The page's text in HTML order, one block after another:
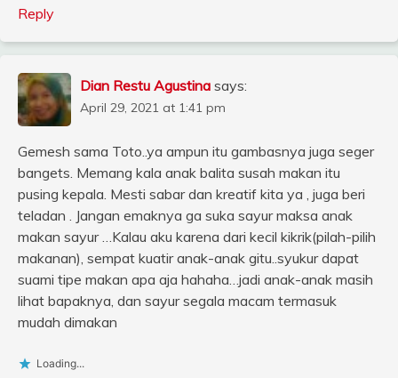
Reply
Dian Restu Agustina says:
April 29, 2021 at 1:41 pm
Gemesh sama Toto..ya ampun itu gambasnya juga seger
bangets. Memang kala anak balita susah makan itu
pusing kepala. Mesti sabar dan kreatif kita ya , juga beri
teladan . Jangan emaknya ga suka sayur maksa anak
makan sayur …Kalau aku karena dari kecil kikrik(pilah-pilih
makanan), sempat kuatir anak-anak gitu..syukur dapat
suami tipe makan apa aja hahaha…jadi anak-anak masih
lihat bapaknya, dan sayur segala macam termasuk
mudah dimakan
Loading...